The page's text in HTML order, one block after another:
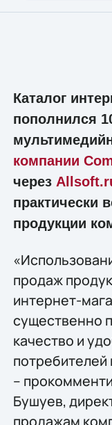
Каталог
пополнился
компании
через
практически
продукции
продаж
интернет-
существенно
качество и
–
Бушуев,
продажам